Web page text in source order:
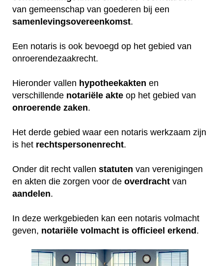
van gemeenschap van goederen bij een
samenlevingsovereenkomst.
Een notaris is ook bevoegd op het gebied van
onroerendezaakrecht.
Hieronder vallen hypotheekakten en
verschillende notariële akte op het gebied van
onroerende zaken.
Het derde gebied waar een notaris werkzaam zijn
is het rechtspersonenrecht.
Onder dit recht vallen statuten van verenigingen
en akten die zorgen voor de overdracht van
aandelen.
In deze werkgebieden kan een notaris volmacht
geven, notariële volmacht is officieel erkend .